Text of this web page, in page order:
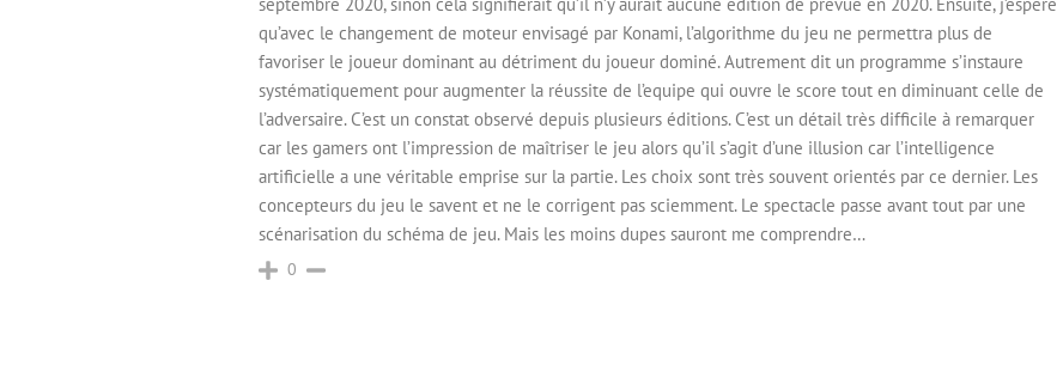
qu’avec le changement de moteur envisagé par Konami, l’algorithme du jeu ne permettra plus de
favoriser le joueur dominant au détriment du joueur dominé. Autrement dit un programme s’instaure
systématiquement pour augmenter la réussite de l’equipe qui ouvre le score tout en diminuant celle de
l’adversaire. C’est un constat observé depuis plusieurs éditions. C’est un détail très difficile à remarquer
car les gamers ont l’impression de maîtriser le jeu alors qu’il s’agit d’une illusion car l’intelligence
artificielle a une véritable emprise sur la partie. Les choix sont très souvent orientés par ce dernier. Les
concepteurs du jeu le savent et ne le corrigent pas sciemment. Le spectacle passe avant tout par une
scénarisation du schéma de jeu. Mais les moins dupes sauront me comprendre…
0